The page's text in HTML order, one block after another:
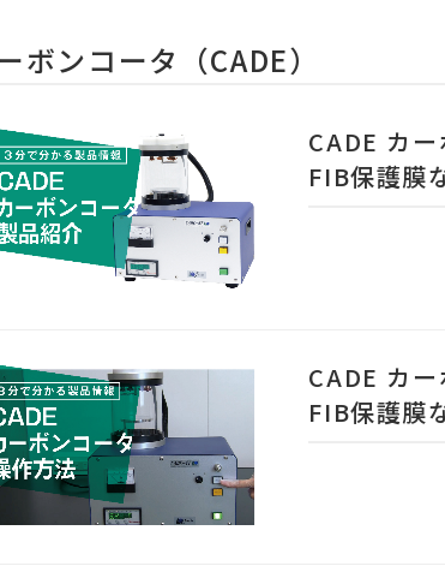
ボンコータ（CADE）
CADE カ
FIB保護膜
CADE カ
FIB保護膜